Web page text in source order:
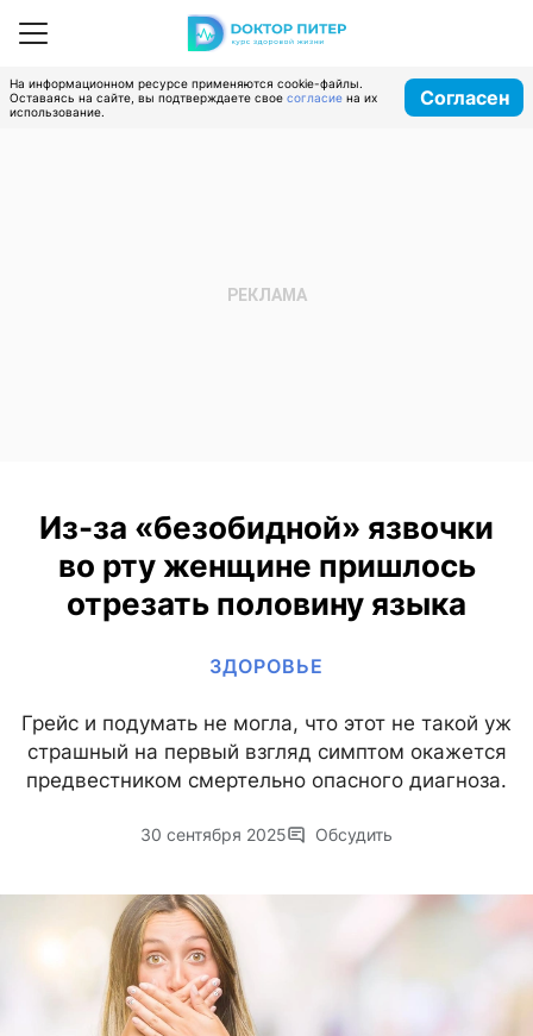
На информационном ресурсе применяются cookie-файлы.
Оставаясь на сайте, вы подтверждаете свое согласие на их
использование.
Согласен
Из-за «безобидной» язвочки
во рту женщине пришлось
отрезать половину языка
ЗДОРОВЬЕ
Грейс и подумать не могла, что этот не такой уж
страшный на первый взгляд симптом окажется
предвестником смертельно опасного диагноза.
30 сентября 2025 Обсудить